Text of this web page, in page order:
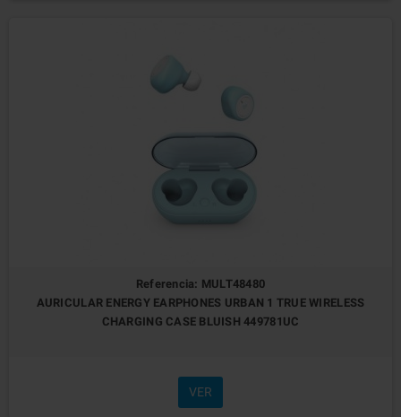
Referencia: MULT48480
AURICULAR ENERGY EARPHONES URBAN 1 TRUE WIRELESS
CHARGING CASE BLUISH 449781UC
VER